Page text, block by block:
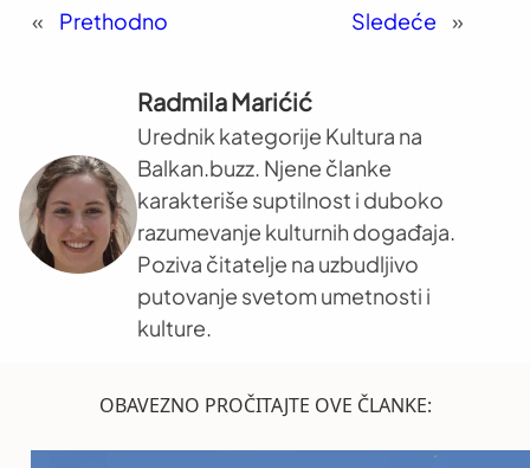
« Prethodno Sledeće »
Radmila Marićić
Urednik kategorije Kultura na
Balkan.buzz. Njene članke
karakteriše suptilnost i duboko
razumevanje kulturnih događaja.
Poziva čitatelje na uzbudljivo
putovanje svetom umetnosti i
kulture.
OBAVEZNO PROČITAJTE OVE ČLANKE: